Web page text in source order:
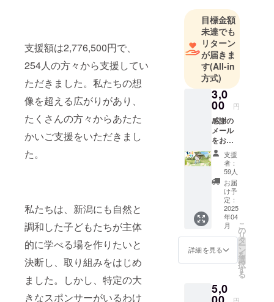
支援額は2,776,500円で、
254人の方々から支援してい
ただきました。私たちの想
像を超える広がりがあり、
たくさんの方々からあたた
かいご支援をいただきまし
た。
私たちは、新潟にも自然と
調和した子どもたちが主体
的に学べる場を作りたいと
決断し、取り組みをはじめ
ました。しかし、特定の大
きなスポンサーがいるわけ
た地域活性
と人材育成
に取り組ん
でいます。
新潟日建工
科専門学校
での非常勤
講師活動
や、親子向
けAIワーク
ショップ、
FM新潟・
BSN出演な
ど、地域に
根ざした発
信を展開。
いわむロッ
NINNOとの
トなど、AI×
地方の新し
目標金額
未達でも
リターン
が届きま
す(All-in
方式)
3,0
00 円
感謝の
メール
をお送
りしま
す。
※2025
年4月以
降順次
ご提供
いたし
ます。
支援
者：
59人
お届
け予
定：
2025
年04
月
詳細を見る
こ
の
リ
タ
ー
ン
を
選
択
す
る
5,0
円